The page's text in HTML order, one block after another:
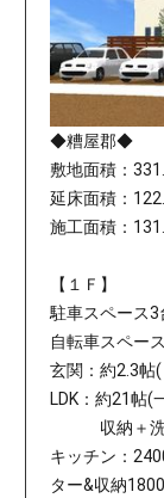
◆糟屋郡◆
敷地面積：
延床面積：
施工面積：
【１Ｆ】
駐車スペース3
自転車スペース
玄関：約2.3帖
LDK：約21帖(
収納＋洗面ｺ
キッチン：
ター&収納